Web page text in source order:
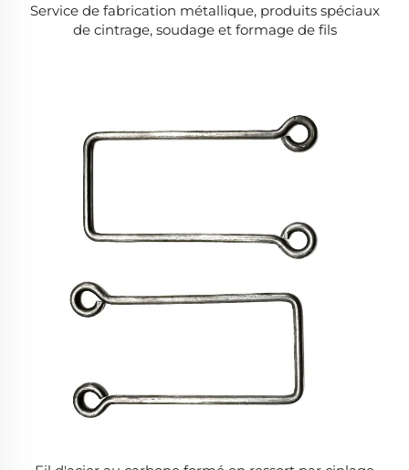
Service de fabrication métallique, produits spéciaux
de cintrage, soudage et formage de fils